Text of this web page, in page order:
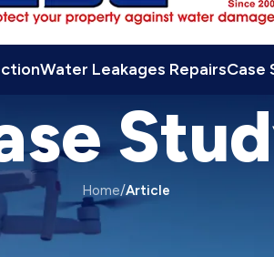
Water Leakages RepairsCase
Home/Article